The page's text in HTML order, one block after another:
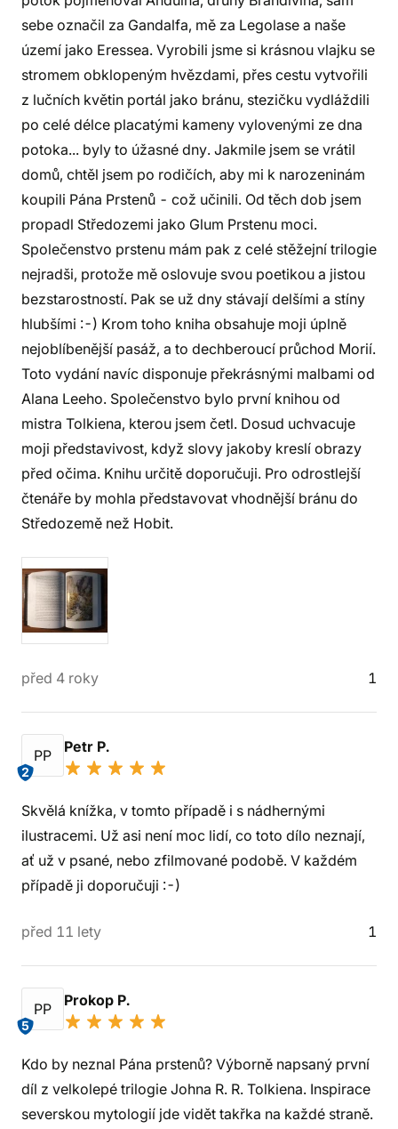
sebe označil za Gandalfa, mě za Legolase a naše
území jako Eressea. Vyrobili jsme si krásnou vlajku se
stromem obklopeným hvězdami, přes cestu vytvořili
z lučních květin portál jako bránu, stezičku vydláždili
po celé délce placatými kameny vylovenými ze dna
potoka... byly to úžasné dny. Jakmile jsem se vrátil
domů, chtěl jsem po rodičích, aby mi k narozeninám
koupili Pána Prstenů - což učinili. Od těch dob jsem
propadl Středozemi jako Glum Prstenu moci.
Společenstvo prstenu mám pak z celé stěžejní trilogie
nejradši, protože mě oslovuje svou poetikou a jistou
bezstarostností. Pak se už dny stávají delšími a stíny
hlubšími :-) Krom toho kniha obsahuje moji úplně
nejoblíbenější pasáž, a to dechberoucí průchod Morií.
Toto vydání navíc disponuje překrásnými malbami od
Alana Leeho. Společenstvo bylo první knihou od
mistra Tolkiena, kterou jsem četl. Dosud uchvacuje
moji představivost, když slovy jakoby kreslí obrazy
před očima. Knihu určitě doporučuji. Pro odrostlejší
čtenáře by mohla představovat vhodnější bránu do
Středozemě než Hobit.
před 4 roky 1
PP
2
Petr P.
Skvělá knížka, v tomto případě i s nádhernými
ilustracemi. Už asi není moc lidí, co toto dílo neznají,
ať už v psané, nebo zfilmované podobě. V každém
případě ji doporučuji :-)
před 11 lety 1
PP
5
Prokop P.
Kdo by neznal Pána prstenů? Výborně napsaný první
díl z velkolepé trilogie Johna R. R. Tolkiena. Inspirace
severskou mytologií jde vidět takřka na každé straně.